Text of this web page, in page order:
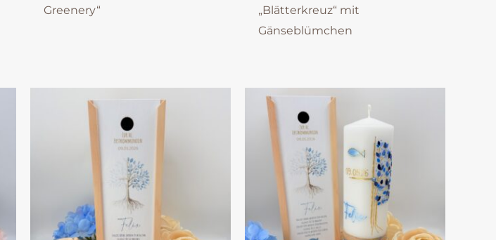
Greenery“
„Blätterkreuz“ mit
Gänseblümchen